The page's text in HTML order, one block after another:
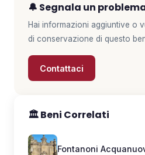
❤️ Sostienici
📋 Trasparenza
✉️ Contatti
🔑 Area Soci
🔔 Segnala un
Hai informazioni aggiuntive o
di conservazione di questo
Contattaci
🏛️ Beni Correlati
Fontanoni